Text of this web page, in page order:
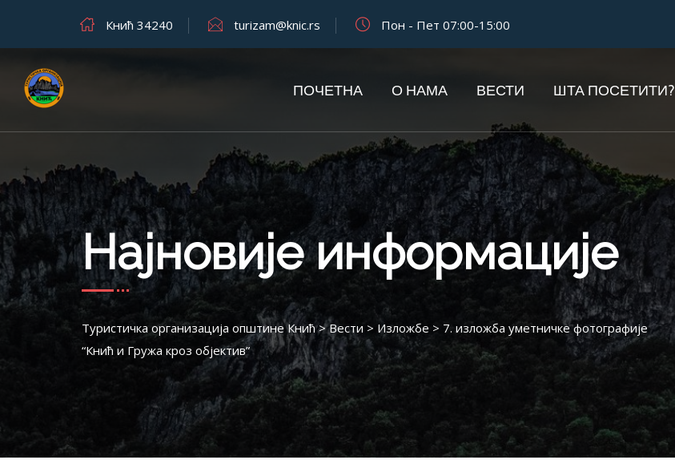
Кнић 34240 turizam@knic.rs Пон - Пет 07:00-15:00
ПОЧЕТНА О НАМА ВЕСТИ ШТА ПОСЕТИТИ?
Најновије информације
Туристичка организација општине Кнић>Вести > Изложбе > 7. изложба уметничке фотографије
“Кнић и Гружа кроз објектив”